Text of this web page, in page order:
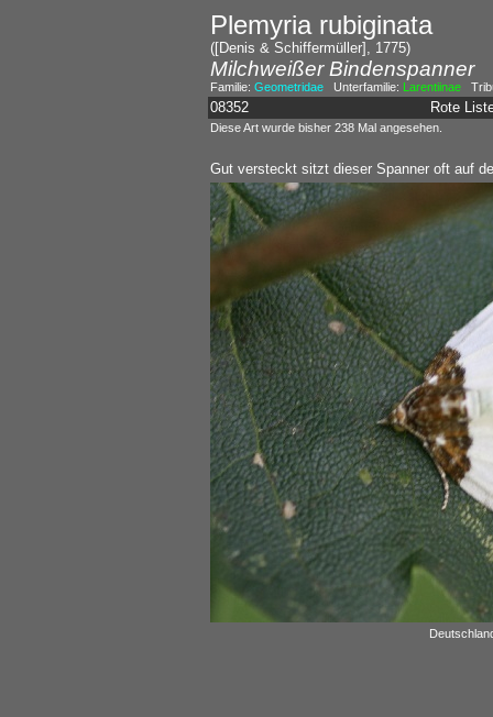
Plemyria rubiginata
([Denis & Schiffermüller], 1775)
Milchweißer Bindenspanner
Familie: GeometridaeUnterfamilie: Larentiinae
08352 Rote
Diese Art wurde bisher 238 Mal angesehen.
Gut versteckt sitzt dieser Spanner oft auf